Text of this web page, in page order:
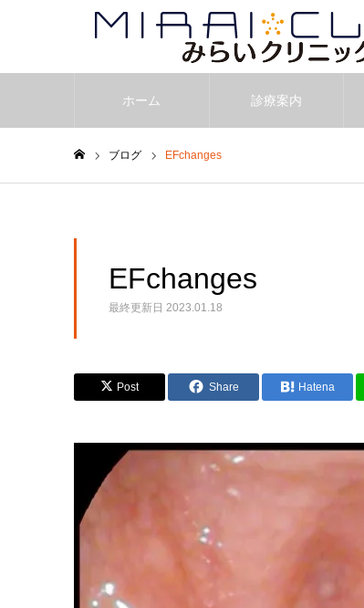
ホーム 診療案内
ブログ EFchanges
EFchanges
最終更新日 2023.01.18
Post Share Hatena